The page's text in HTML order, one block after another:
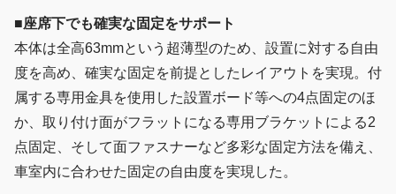
■座席下でも確実な固定をサポート
本体は全高63mmという超薄型のため、設置に対する自由
度を高め、確実な固定を前提としたレイアウトを実現。付
属する専用金具を使用した設置ボード等への4点固定のほ
か、取り付け面がフラットになる専用ブラケットによる2
点固定、そして面ファスナーなど多彩な固定方法を備え、
車室内に合わせた固定の自由度を実現した。